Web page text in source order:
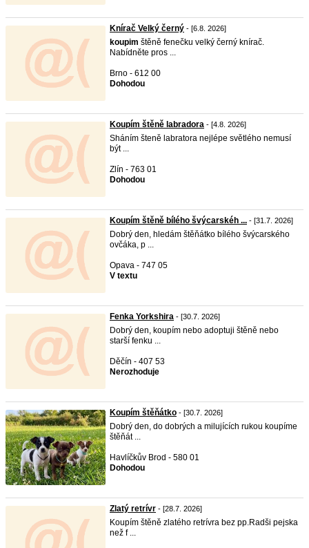
Knírač Velký černý - [6.8. 2026]
koupim štěně fenečku velký černý knírač.
Nabídněte pros ...
Brno - 612 00
Dohodou
Koupím štěně labradora - [4.8. 2026]
Sháním šteně labratora nejlépe světlého nemusí
být ...
Zlín - 763 01
Dohodou
Koupím štěně bílého švýcarskéh ... - [31.7. 2026]
Dobrý den, hledám štěňátko bílého švýcarského
ovčáka, p ...
Opava - 747 05
V textu
Fenka Yorkshira - [30.7. 2026]
Dobrý den, koupím nebo adoptuji štěně nebo
starší fenku ...
Děčín - 407 53
Nerozhoduje
Koupím štěňátko - [30.7. 2026]
Dobrý den, do dobrých a milujících rukou koupíme
štěňát ...
Havlíčkův Brod - 580 01
Dohodou
Zlatý retrívr - [28.7. 2026]
Koupím štěně zlatého retrívra bez pp.Radši pejska
než f ...